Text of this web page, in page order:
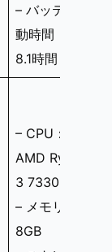
– バッテリ駆
動時間：約
8.1時間
– CPU：
AMD Ryzen
3 7330U
– メモリ：
8GB